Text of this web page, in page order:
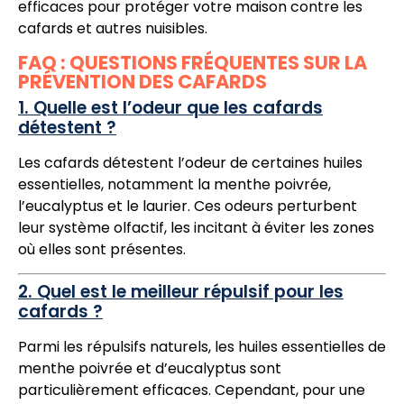
efficaces pour protéger votre maison contre les
cafards et autres nuisibles.
FAQ : QUESTIONS FRÉQUENTES SUR LA
PRÉVENTION DES CAFARDS
1. Quelle est l’odeur que les cafards
détestent ?
Les cafards détestent l’odeur de certaines huiles
essentielles, notamment la menthe poivrée,
l’eucalyptus et le laurier. Ces odeurs perturbent
leur système olfactif, les incitant à éviter les zones
où elles sont présentes.
2. Quel est le meilleur répulsif pour les
cafards ?
Parmi les répulsifs naturels, les huiles essentielles de
menthe poivrée et d’eucalyptus sont
particulièrement efficaces. Cependant, pour une